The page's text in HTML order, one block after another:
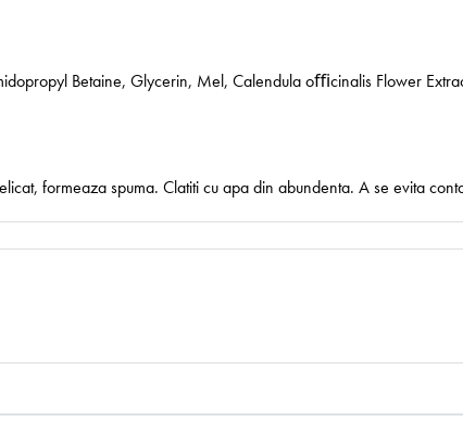
Betaine, Glycerin, Mel, Calendula oﬃcinalis Flower
formeaza spuma. Clatiti cu apa din abundenta. A se evita